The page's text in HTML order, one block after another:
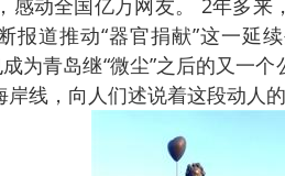
感动全国亿万网友。 2年多来
报道推动“器官捐献”这一延
成为青岛继“微尘”之后的又一
线，向人们述说着这段动人的